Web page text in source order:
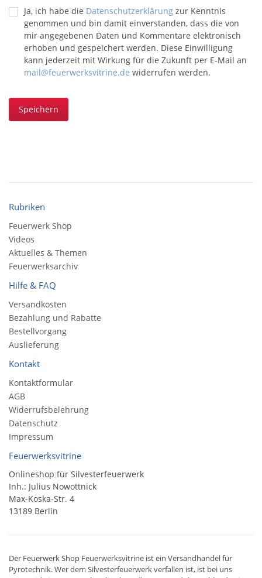
Ja, ich habe die Datenschutzerklärung zur Kenntnis
genommen und bin damit einverstanden, dass die von
mir angegebenen Daten und Kommentare elektronisch
erhoben und gespeichert werden. Diese Einwilligung
kann jederzeit mit Wirkung für die Zukunft per E-Mail an
mail@feuerwerksvitrine.de widerrufen werden.
Speichern
Rubriken
Feuerwerk Shop
Videos
Aktuelles & Themen
Feuerwerksarchiv
Hilfe & FAQ
Versandkosten
Bezahlung und Rabatte
Bestellvorgang
Auslieferung
Kontakt
Kontaktformular
AGB
Widerrufsbelehrung
Datenschutz
Impressum
Feuerwerksvitrine
Onlineshop für Silvesterfeuerwerk
Inh.: Julius Nowottnick
Max-Koska-Str. 4
13189 Berlin
Der Feuerwerk Shop Feuerwerksvitrine ist ein Versandhandelfür
Pyrotechnik. Wer dem Silvesterfeuerwerk verfallen ist, ist bei uns